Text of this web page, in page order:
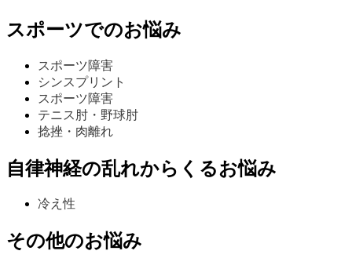
スポーツでのお悩み
スポーツ障害
シンスプリント
スポーツ障害
テニス肘・野球肘
捻挫・肉離れ
自律神経の乱れからくるお悩み
冷え性
その他のお悩み